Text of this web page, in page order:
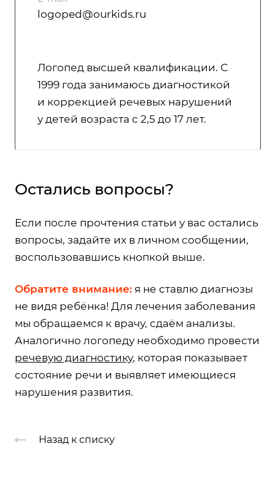
logoped@ourkids.ru
Логопед высшей квалификации. С
1999 года занимаюсь диагностикой
и коррекцией речевых нарушений
у детей возраста с 2,5 до 17 лет.
Остались вопросы?
Если после прочтения статьи у вас остались
вопросы, задайте их в личном сообщении,
воспользовавшись кнопкой выше.
Обратите внимание: я не ставлю диагнозы
не видя ребёнка! Для лечения заболевания
мы обращаемся к врачу, сдаём анализы.
Аналогично логопеду необходимо провести
речевую диагностику, которая показывает
состояние речи и выявляет имеющиеся
нарушения развития.
Назад к списку